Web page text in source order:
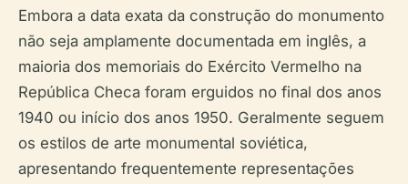
Embora a data exata da construção do monumento
não seja amplamente documentada em inglês, a
maioria dos memoriais do Exército Vermelho na
República Checa foram erguidos no final dos anos
1940 ou início dos anos 1950. Geralmente seguem
os estilos de arte monumental soviética,
apresentando frequentemente representações